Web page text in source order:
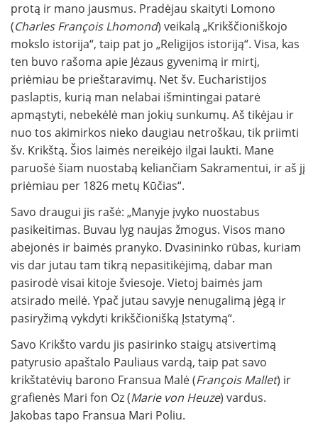
protą ir mano jausmus. Pradėjau skaityti Lomono
(Charles François Lhomond) veikalą „Krikščioniškojo
mokslo istorija“, taip pat jo „Religijos istoriją“. Visa, kas
ten buvo rašoma apie Jėzaus gyvenimą ir mirtį,
priėmiau be prieštaravimų. Net šv. Eucharistijos
paslaptis, kurią man nelabai išmintingai patarė
apmąstyti, nebekėlė man jokių sunkumų. Aš tikėjau ir
nuo tos akimirkos nieko daugiau netroškau, tik priimti
šv. Krikštą. Šios laimės nereikėjo ilgai laukti. Mane
paruošė šiam nuostabą keliančiam Sakramentui, ir aš jį
priėmiau per 1826 metų Kūčias“.
Savo draugui jis rašė: „Manyje įvyko nuostabus
pasikeitimas. Buvau lyg naujas žmogus. Visos mano
abejonės ir baimės pranyko. Dvasininko rūbas, kuriam
vis dar jutau tam tikrą nepasitikėjimą, dabar man
pasirodė visai kitoje šviesoje. Vietoj baimės jam
atsirado meilė. Ypač jutau savyje nenugalimą jėgą ir
pasiryžimą vykdyti krikščionišką Įstatymą“.
Savo Krikšto vardu jis pasirinko staigų atsivertimą
patyrusio apaštalo Pauliaus vardą, taip pat savo
krikštatėvių barono Fransua Malė (François Mallet) ir
grafienės Mari fon Oz (Marie von Heuze) vardus.
Jakobas tapo Fransua Mari Poliu.